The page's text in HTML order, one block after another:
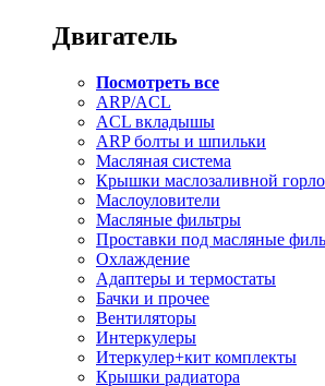
Двигатель
Посмотреть все
ARP/ACL
ACL вкладышы
ARP болты и шпильки
Масляная система
Крышки маслозаливной
Маслоуловители
Масляные фильтры
Проставки под масляные
Охлаждение
Адаптеры и термостаты
Бачки и прочее
Вентиляторы
Интеркулеры
Итеркулер+кит комплекты
Крышки радиатора